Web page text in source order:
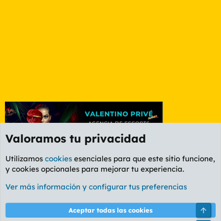
Foro General
Cookies
PL OLDSTYLE AMARILLO
Términos y reglas Política de privacidad Ayuda
Valoramos tu privacidad
Utilizamos cookies esenciales para que este sitio funcione,
y cookies opcionales para mejorar tu experiencia.
Ver más información y configurar tus preferencias
Aceptar todas las cookies